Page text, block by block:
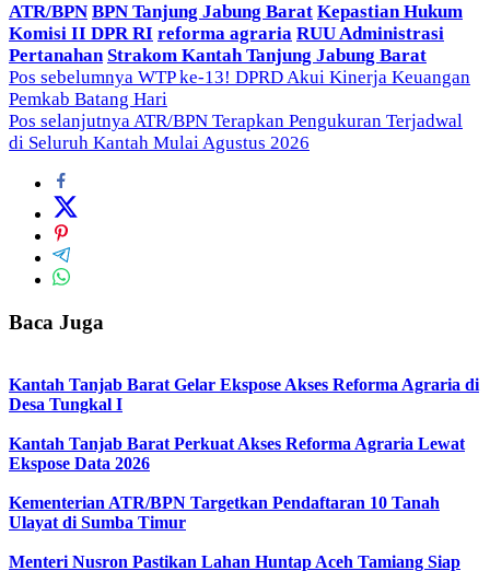
ATR/BPN BPN Tanjung Jabung Barat Kepastian Hukum
Komisi II DPR RI reforma agraria RUU Administrasi
Pertanahan Strakom Kantah Tanjung Jabung Barat
Navigasi
pos
Pos sebelumnya WTP ke-13! DPRD Akui Kinerja Keuangan
Pemkab Batang Hari
Pos selanjutnyaATR/BPN Terapkan Pengukuran Terjadwal
di Seluruh Kantah Mulai Agustus 2026
Baca Juga
Kantah Tanjab Barat Gelar Ekspose Akses Reforma Agraria di
Desa Tungkal I
Kantah Tanjab Barat Perkuat Akses Reforma Agraria Lewat
Ekspose Data 2026
Kementerian ATR/BPN Targetkan Pendaftaran 10 Tanah
Ulayat di Sumba Timur
Menteri Nusron Pastikan Lahan Huntap Aceh Tamiang Siap